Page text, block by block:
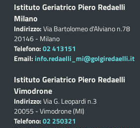
Istituto Geriatrico Piero Redaelli
Milano
Indirizzo:Via Bartolomeo d'Alviano n.78
20146 - Milano
Telefono:02 413151
Email: info.redaelli_mi@golgiredaelli.it
Istituto Geriatrico Piero Redaelli
Vimodrone
Indirizzo:Via G. Leopardi n.3
20055 - Vimodrone (MI)
Telefono:02 250321